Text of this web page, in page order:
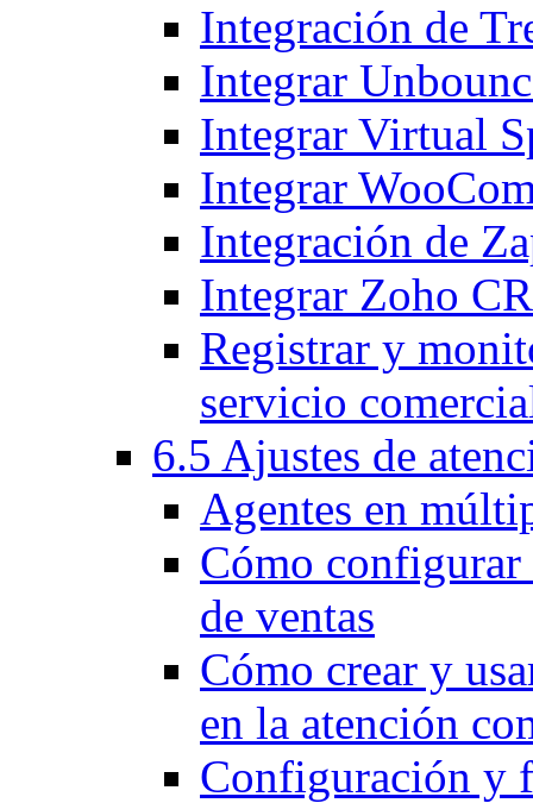
Integración de
Integrar
Integrar Virtual
Integrar
Integración de
Integrar Zoho
Registrar y
servicio
6.5 Ajustes de
Agentes en
Cómo
de ventas
Cómo crear y
en la atención
Configuración y